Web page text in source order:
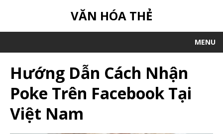
VĂN HÓA THẺ
MENU
Hướng Dẫn Cách Nhận
Poke Trên Facebook Tại
Việt Nam